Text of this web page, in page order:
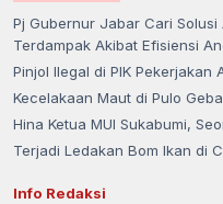
Pj Gubernur Jabar Cari
Terdampak Akibat Efisiensi
Pinjol Ilegal di PIK Pekerjakan
Kecelakaan Maut di Pulo
Hina Ketua MUI Sukabumi,
Terjadi Ledakan Bom Ikan di
Info Redaksi